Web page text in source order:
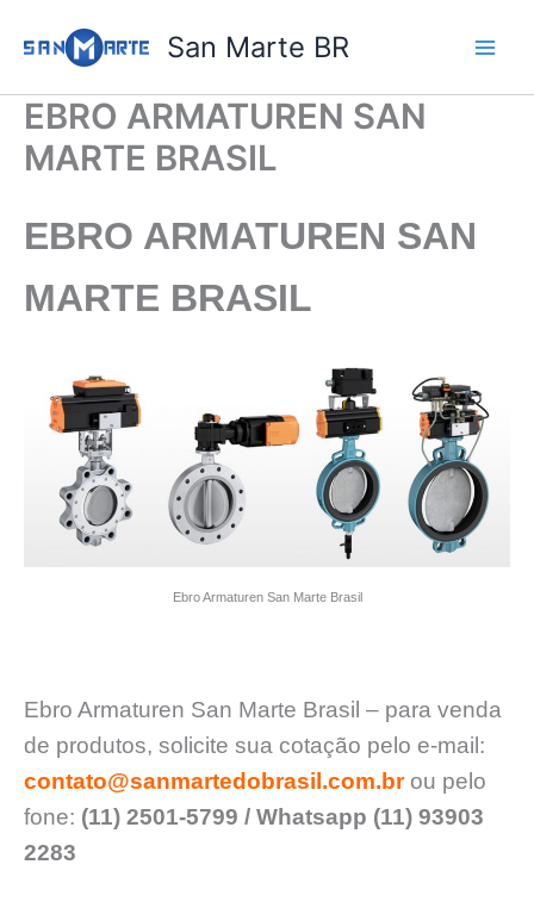
para
conteúdo
San Marte BR
EBRO ARMATUREN SAN
MARTE BRASIL
EBRO ARMATUREN SAN
MARTE BRASIL
Ebro Armaturen San Marte Brasil
Ebro Armaturen San Marte Brasil – para venda
de produtos, solicite sua cotação pelo e-mail:
contato@sanmartedobrasil.com.brou pelo
fone: (11) 2501-5799 / Whatsapp (11) 93903
2283